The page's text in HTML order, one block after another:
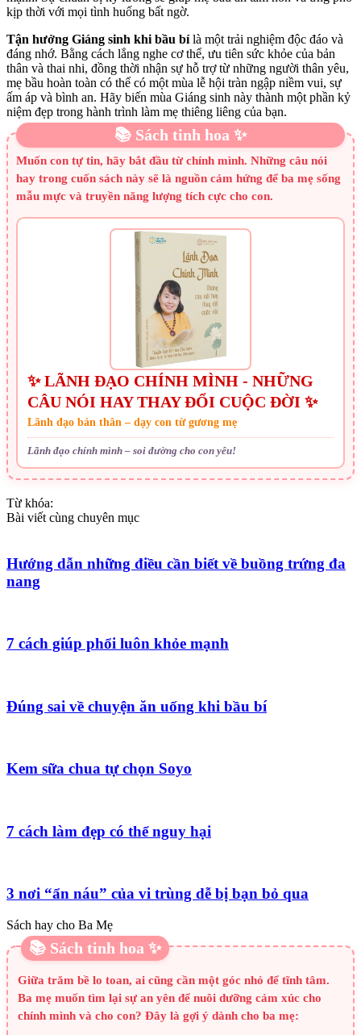
kịp thời với mọi tình huống bất ngờ.
Tận hưởng Giáng sinh khi bầu bílà một trải nghiệm độc đáo và
đáng nhớ. Bằng cách lắng nghe cơ thể, ưu tiên sức khỏe của bản
thân và thai nhi, đồng thời nhận sự hỗ trợ từ những người thân yêu,
mẹ bầu hoàn toàn có thể có một mùa lễ hội tràn ngập niềm vui, sự
ấm áp và bình an. Hãy biến mùa Giáng sinh này thành một phần kỷ
niệm đẹp trong hành trình làm mẹ thiêng liêng của bạn.
📚 Sách tinh hoa ✨
Muốn con tự tin, hãy bắt đầu từ chính mình. Những câu nói
hay trong cuốn sách này sẽ là nguồn cảm hứng để ba mẹ sống
mẫu mực và truyền năng lượng tích cực cho con.
✨ LÃNH ĐẠO CHÍNH MÌNH - NHỮNG
CÂU NÓI HAY THAY ĐỔI CUỘC ĐỜI ✨
Lãnh đạo bản thân – dạy con từ gương mẹ
Lãnh đạo chính mình – soi đường cho con yêu!
Từ khóa:
Bài viết cùng chuyên mục
Hướng dẫn những điều cần biết về buồng trứng đa
nang
7 cách giúp phổi luôn khỏe mạnh
Đúng sai về chuyện ăn uống khi bầu bí
Kem sữa chua tự chọn Soyo
7 cách làm đẹp có thể nguy hại
3 nơi “ẩn náu” của vi trùng dễ bị bạn bỏ qua
Sách hay cho Ba Mẹ
📚 Sách tinh hoa ✨
Giữa trăm bề lo toan, ai cũng cần một góc nhỏ để tĩnh tâm.
Ba mẹ muốn tìm lại sự an yên để nuôi dưỡng cảm xúc cho
chính mình và cho con? Đây là gợi ý dành cho ba mẹ: